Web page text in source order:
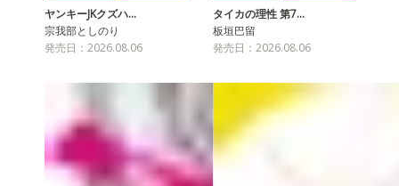
ヤンキーJKクズハ…
宗我部としのり
発売日：2026.08.06
タイカの理性 第7…
板垣巴留
発売日：2026.08.06